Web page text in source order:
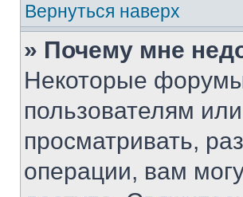
Вернуться наверх
» Почему мне
Некоторые
пользователям
просматривать,
операции, вам